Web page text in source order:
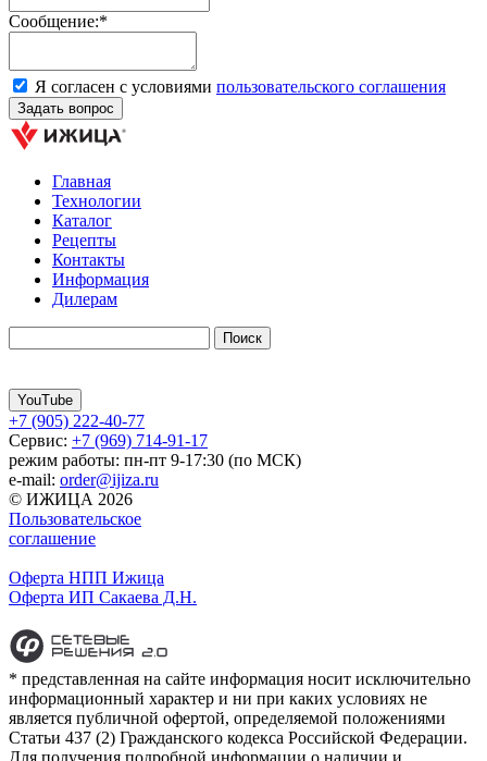
Сообщение:*
Я согласен с условиями пользовательского соглашения
Главная
Технологии
Каталог
Рецепты
Контакты
Информация
Дилерам
YouTube
+7 (905) 222-40-77
Сервис: +7 (969) 714-91-17
режим работы: пн-пт 9-17:30 (по МСК)
e-mail: order@ijiza.ru
© ИЖИЦА 2026
Пользовательское
соглашение
Оферта НПП Ижица
Оферта ИП Сакаева Д.Н.
* представленная на сайте информация носит исключительно
информационный характер и ни при каких условиях не
является публичной офертой, определяемой положениями
Статьи 437 (2) Гражданского кодекса Российской Федерации.
Для получения подробной информации о наличии и